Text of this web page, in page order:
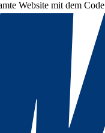
Website mit dem Code